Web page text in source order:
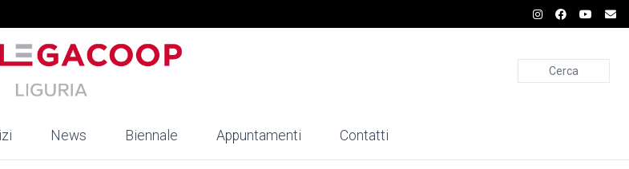
Cerca
News Biennale Appuntamenti Contatti